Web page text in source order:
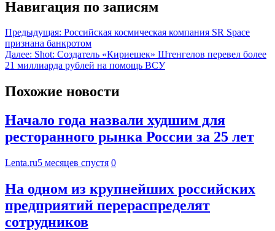
Навигация по записям
Предыдущая: Российская космическая компания SR Space
признана банкротом
Далее: Shot: Создатель «Кириешек» Штенгелов перевел более
21 миллиарда рублей на помощь ВСУ
Похожие новости
Начало года назвали худшим для
ресторанного рынка России за 25 лет
Lenta.ru5 месяцев спустя 0
На одном из крупнейших российских
предприятий перераспределят
сотрудников